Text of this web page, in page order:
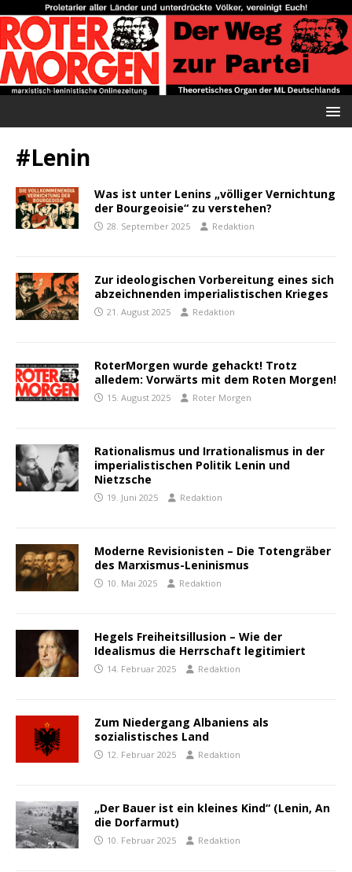
#Lenin
Was ist unter Lenins „völliger Vernichtung
der Bourgeoisie“ zu verstehen?
28. September 2025 Redaktion
Zur ideologischen Vorbereitung eines sich
abzeichnenden imperialistischen Krieges
21. August 2025 Redaktion
RoterMorgen wurde gehackt! Trotz
alledem: Vorwärts mit dem Roten Morgen!
15. August 2025 Roter Morgen
Rationalismus und Irrationalismus in der
imperialistischen Politik Lenin und
Nietzsche
19. Juni 2025 Redaktion
Moderne Revisionisten – Die Totengräber
des Marxismus-Leninismus
10. Mai 2025 Redaktion
Hegels Freiheitsillusion – Wie der
Idealismus die Herrschaft legitimiert
14. Februar 2025 Redaktion
Zum Niedergang Albaniens als
sozialistisches Land
12. Februar 2025 Redaktion
„Der Bauer ist ein kleines Kind“ (Lenin, An
die Dorfarmut)
10. Februar 2025 Redaktion